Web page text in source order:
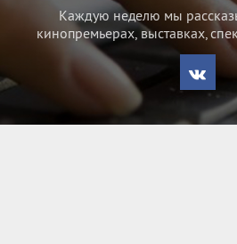
Каждую неделю мы
кинопремьерах, выставках,